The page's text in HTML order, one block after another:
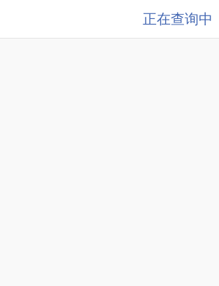
正在查询中